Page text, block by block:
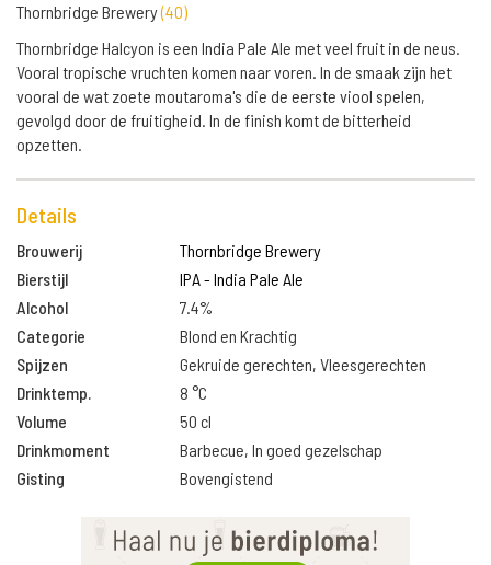
Thornbridge Brewery(40)
Thornbridge Halcyon is een India Pale Ale met veel fruit in de neus.
Vooral tropische vruchten komen naar voren. In de smaak zijn het
vooral de wat zoete moutaroma's die de eerste viool spelen,
gevolgd door de fruitigheid. In de finish komt de bitterheid
opzetten.
Details
Brouwerij
Thornbridge Brewery
Bierstijl
IPA - India Pale Ale
Alcohol
7.4%
Categorie
Blond en Krachtig
Spijzen
Gekruide gerechten, Vleesgerechten
Drinktemp.
8 °C
Volume
50 cl
Drinkmoment
Barbecue, In goed gezelschap
Gisting
Bovengistend